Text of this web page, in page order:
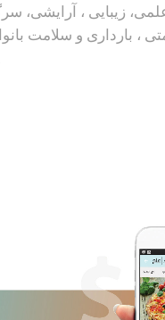
زیبایی ، آرایشی،
، بارداری و سلامت